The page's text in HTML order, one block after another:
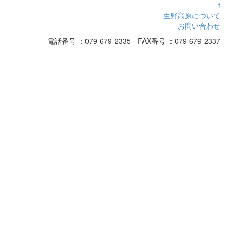
f
生野高原について
お問い合わせ
電話番号 ：079-679-2335 FAX番号 ：079-679-2337